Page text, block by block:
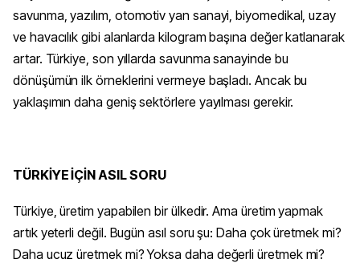
savunma, yazılım, otomotiv yan sanayi, biyomedikal, uzay
ve havacılık gibi alanlarda kilogram başına değer katlanarak
artar. Türkiye, son yıllarda savunma sanayinde bu
dönüşümün ilk örneklerini vermeye başladı. Ancak bu
yaklaşımın daha geniş sektörlere yayılması gerekir.
TÜRKİYE İÇİN ASIL SORU
Türkiye, üretim yapabilen bir ülkedir. Ama üretim yapmak
artık yeterli değil. Bugün asıl soru şu: Daha çok üretmek mi?
Daha ucuz üretmek mi? Yoksa daha değerli üretmek mi?